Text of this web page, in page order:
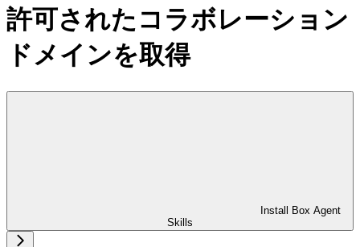
許可されたコラボレーション
ドメインを取得
Install Box Agent
Skills